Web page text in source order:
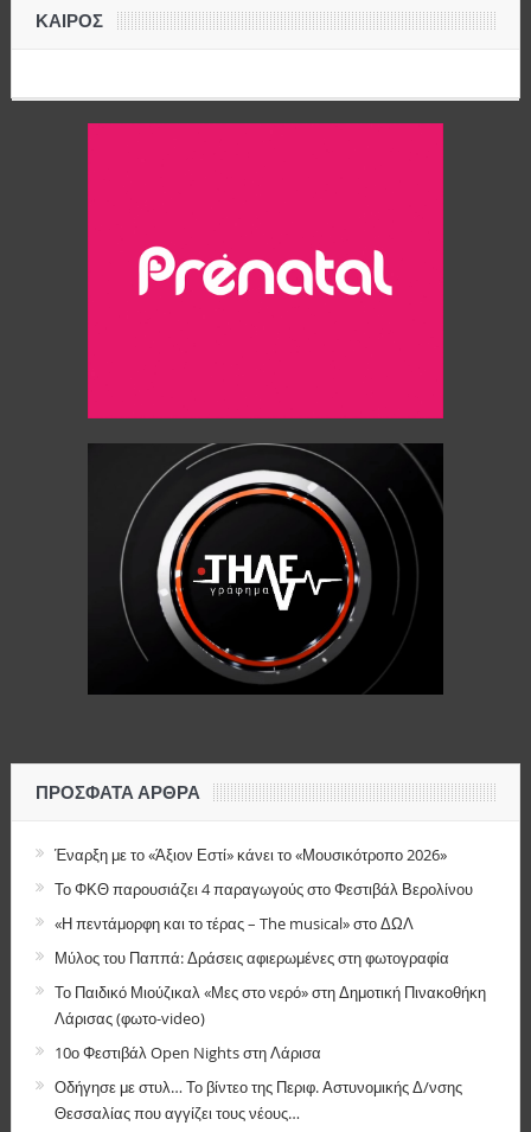
ΚΑΙΡΟΣ
ΠΡΌΣΦΑΤΑ ΆΡΘΡΑ
Έναρξη με το «Άξιον Εστί» κάνει το «Μουσικότροπο 2026»
Το ΦΚΘ παρουσιάζει 4 παραγωγούς στο Φεστιβάλ Βερολίνου
«Η πεντάμορφη και το τέρας – The musical» στο ΔΩΛ
Μύλος του Παππά: Δράσεις αφιερωμένες στη φωτογραφία
Το Παιδικό Μιούζικαλ «Μες στο νερό» στη Δημοτική Πινακοθήκη
Λάρισας (φωτο-video)
10ο Φεστιβάλ Open Nights στη Λάρισα
Οδήγησε με στυλ… Το βίντεο της Περιφ. Αστυνομικής Δ/νσης
Θεσσαλίας που αγγίζει τους νέους…